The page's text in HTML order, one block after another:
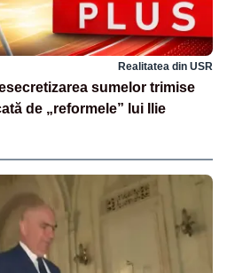
Realitatea din USR
sumelor trimise
de „reformele” lui Ilie